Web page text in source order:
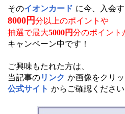
そのイオンカード に今、入会
8000円分以上のポイントや
抽選で最大5000円分のポイント
キャンペーン中です！
ご興味もたれた方は、
当記事のリンク か画像をクリッ
公式サイト からご確認ください